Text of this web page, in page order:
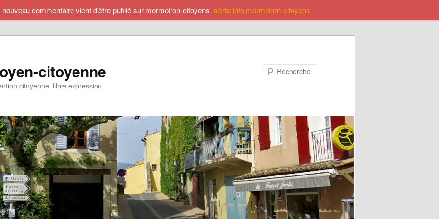
citoyenne
citoyenne, libre expression
commentaire vient d'être publié sur mormoiron-citoyens alerte info mormoiron-citoyens